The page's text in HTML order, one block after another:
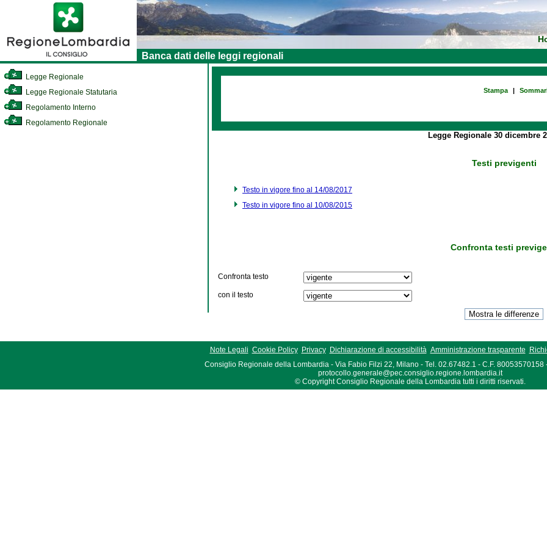
Banca dati delle leggi regionali
Legge Regionale
Legge Regionale Statutaria
Regolamento Interno
Regolamento Regionale
Stampa |
Legge Regionale 30 dicembre
Testi previgenti
Testo in vigore fino al 14/08/2017
Testo in vigore fino al 10/08/2015
Confronta testi
Confronta testo
con il testo
Note Legali Cookie Policy Privacy Dichiarazione di accessibilità Amministrazione trasparente
Consiglio Regionale della Lombardia - Via Fabio Filzi 22, Milano - Tel. 02.67482.1 - C.F. 80053570158
protocollo.generale@pec.consiglio.regione.lombardia.it
© Copyright Consiglio Regionale della Lombardia tutti i diritti riservati.